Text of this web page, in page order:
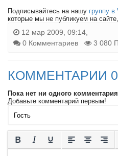
Подписывайтесь на нашу группу в
которые мы не публикуем на
12 мар 2009, 09:14,
0 Комментариев
3 080
КОММЕНТАРИИ 0
Пока нет ни одного
Добавьте комментарий первым!